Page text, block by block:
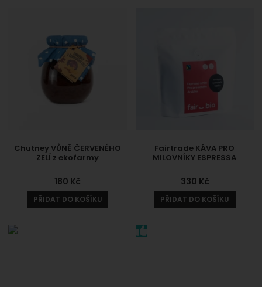
Chutney VŮNĚ ČERVENÉHO
ZELÍ z ekofarmy
180 Kč
PŘIDAT DO KOŠÍKU
Fairtrade KÁVA PRO
MILOVNÍKY ESPRESSA
330 Kč
PŘIDAT DO KOŠÍKU